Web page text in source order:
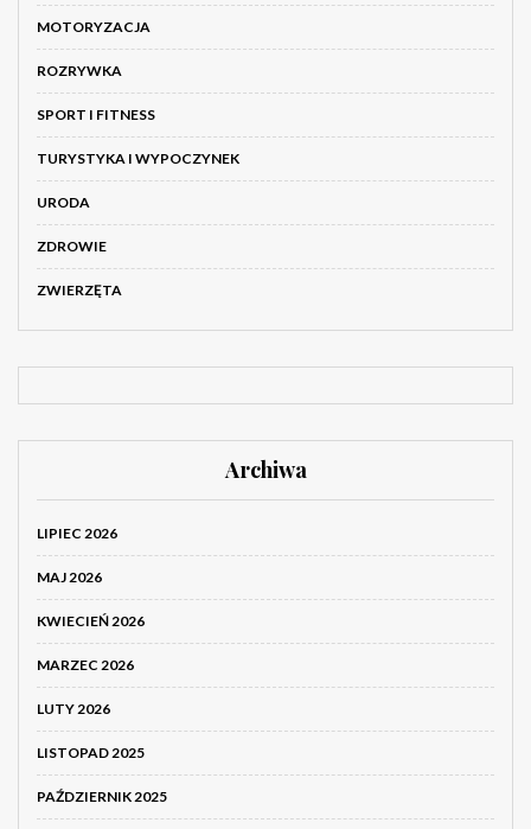
MOTORYZACJA
ROZRYWKA
SPORT I FITNESS
TURYSTYKA I WYPOCZYNEK
URODA
ZDROWIE
ZWIERZĘTA
Archiwa
LIPIEC 2026
MAJ 2026
KWIECIEŃ 2026
MARZEC 2026
LUTY 2026
LISTOPAD 2025
PAŹDZIERNIK 2025